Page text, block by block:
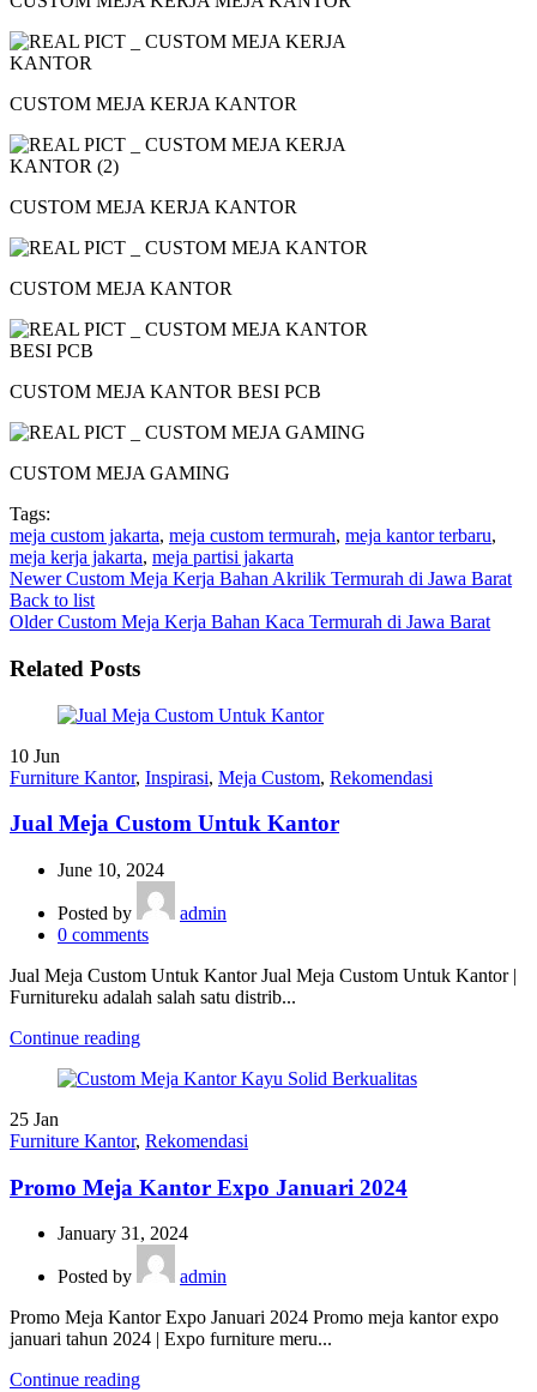
CUSTOM MEJA KERJA KANTOR
CUSTOM MEJA KERJA KANTOR
CUSTOM MEJA KANTOR
CUSTOM MEJA KANTOR BESI PCB
CUSTOM MEJA GAMING
Tags:
meja custom jakarta, meja custom termurah, meja kantor terbaru,
meja kerja jakarta, meja partisi jakarta
Newer Custom Meja Kerja Bahan Akrilik Termurah di Jawa Barat
Back to list
Older Custom Meja Kerja Bahan Kaca Termurah di Jawa Barat
Related Posts
10 Jun
Furniture Kantor, Inspirasi, Meja Custom, Rekomendasi
Jual Meja Custom Untuk Kantor
June 10, 2024
Posted by
admin
0 comments
Jual Meja Custom Untuk Kantor Jual Meja Custom Untuk Kantor |
Furnitureku adalah salah satu distrib...
Continue reading
25 Jan
Furniture Kantor, Rekomendasi
Promo Meja Kantor Expo Januari 2024
January 31, 2024
Posted by
admin
Promo Meja Kantor Expo Januari 2024 Promo meja kantor expo
januari tahun 2024 | Expo furniture meru...
Continue reading